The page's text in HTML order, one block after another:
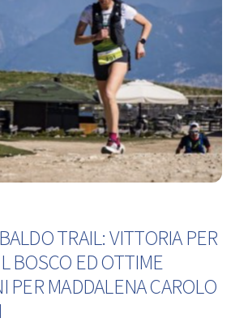
TRAIL: VITTORIA PER
BOSCO ED OTTIME
PER MADDALENA CAROLO